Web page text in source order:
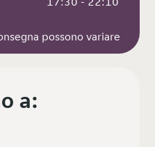
possono variare
a: